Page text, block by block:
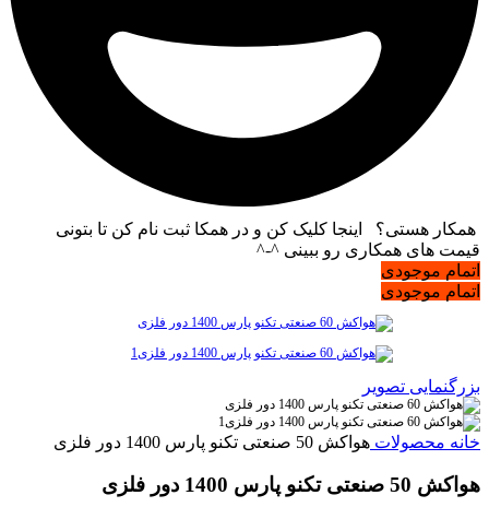
همکار هستی؟ اینجا کلیک کن و در همکا ثبت نام کن تا بتونی
قیمت های همکاری رو ببینی ^-^
اتمام موجودی
اتمام موجودی
بزرگنمایی تصویر
خانه محصولات هواکش 50 صنعتی تکنو پارس 1400 دور فلزی
هواکش 50 صنعتی تکنو پارس 1400 دور فلزی